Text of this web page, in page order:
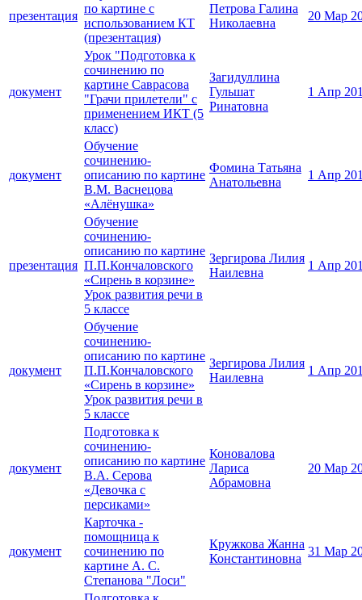
презентация
по картине с
использованием КТ
(презентация)
Петрова Галина
Николаевна
20 Мар
документ
Урок "Подготовка к
сочинению по
картине Саврасова
"Грачи прилетели" с
применением ИКТ (5
класс)
Загидуллина
Гульшат
Ринатовна
1 Апр
документ
Обучение
сочинению-
описанию по картине
В.М. Васнецова
«Алёнушка»
Фомина Татьяна
Анатольевна
1 Апр
презентация
Обучение
сочинению-
описанию по картине
П.П.Кончаловского
«Сирень в корзине»
Урок развития речи в
5 классе
Зергирова Лилия
Наилевна
1 Апр
документ
Обучение
сочинению-
описанию по картине
П.П.Кончаловского
«Сирень в корзине»
Урок развития речи в
5 классе
Зергирова Лилия
Наилевна
1 Апр
документ
Подготовка к
сочинению-
описанию по картине
В.А. Серова
«Девочка с
персиками»
Коновалова
Лариса
Абрамовна
20 Мар
документ
Карточка -
помощница к
сочинению по
картине А. С.
Степанова "Лоси"
Кружкова Жанна
Константиновна
31 Мар